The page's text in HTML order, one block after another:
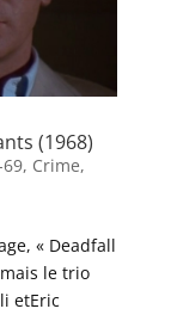
(1968)
, Crime,
« Deadfall
le trio
etEric